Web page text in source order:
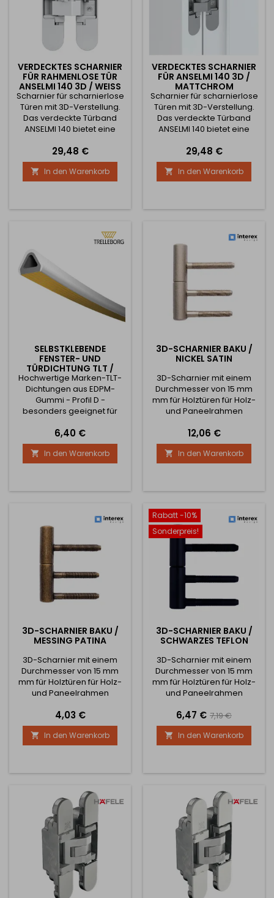
VERDECKTES SCHARNIER
FÜR RAHMENLOSE TÜR
ANSELMI 140 3D / WEISS M
ATT
Scharnier für scharnierlose
Türen mit 3D-Verstellung.
Das verdeckte Türband
ANSELMI 140 bietet eine
Scharnierlösung in
Verbindung mit hoher
Verarbeitungsqualität und
Verstellbarkeit 3D-
mm, hochkant +/- 2,5 mm,
kg (bei Verwendung von
zwei Scharnieren und...
Preis
29,48 €
 In den Warenkorb
VERDECKTES SCHARNIER
FÜR ANSELMI 140 3D /
MATTCHROM
Scharnier für scharnierlose
Türen mit 3D-Verstellung.
Das verdeckte Türband
ANSELMI 140 bietet eine
Scharnierlösung in
Verbindung mit hoher
Verarbeitungsqualität und
Verstellbarkeit 3D-
mm, hochkant +/- 2,5 mm,
kg (bei Verwendung von
Preis
29,48 €
 In den Warenkorb
SELBSTKLEBENDE
FENSTER- UND
TÜRDICHTUNG TLT /
WEISS
Hochwertige Marken-TLT-
Dichtungen aus EDPM-
Gummi - Profil D -
besonders geeignet für
guten Sitz ist sie mit einem
Selbstklebeband
ausgestattet. Breite 9mm x
Höhe 8mm Sie wird aus
langlebigem
Dien) hergestellt. Mit der
neuen TLT-Technologie
kann das traditionelle...
Preis
6,40 €
 In den Warenkorb
3D-SCHARNIER BAKU /
NICKEL SATIN
3D-Scharnier mit einem
Durchmesser von 15 mm
mm für Holztüren für Holz-
und Paneelrahmen
des Scharniers in 3
Richtungen Tragfähigkeit
von 1 Scharnier ist 20kg
Scharnier mit Verriegelung
der Tür.
Preis
12,06 €
 In den Warenkorb
3D-SCHARNIER BAKU /
MESSING PATINA
3D-Scharnier mit einem
Durchmesser von 15 mm
mm für Holztüren für Holz-
und Paneelrahmen
des Scharniers in 3
Richtungen Tragfähigkeit
von 1 Scharnier ist 20kg
Scharnier mit Verriegelung
der Tür.
Preis
4,03 €
 In den Warenkorb
Rabatt -10%
Sonderpreis!
3D-SCHARNIER BAKU /
SCHWARZES TEFLON
3D-Scharnier mit einem
Durchmesser von 15 mm
mm für Holztüren für Holz-
und Paneelrahmen
des Scharniers in 3
Richtungen Tragfähigkeit
von 1 Scharnier ist 20kg
Scharnier mit Verriegelung
der Tür.
Preis
6,47 € Verkaufspreis
7,19 €
 In den Warenkorb